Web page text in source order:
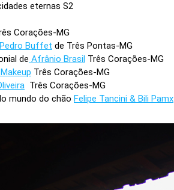
eternas S2
Corações-MG
Pedro Buffet de Três Pontas-MG
de Afrânio Brasil Três Corações-MG
Três Corações-MG
Três Corações-MG
mundo do chão Felipe Tancini & Bili Pamx